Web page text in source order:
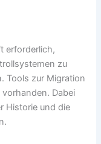
erforderlich,
zu
Tools zur Migration
Dabei
Historie und die